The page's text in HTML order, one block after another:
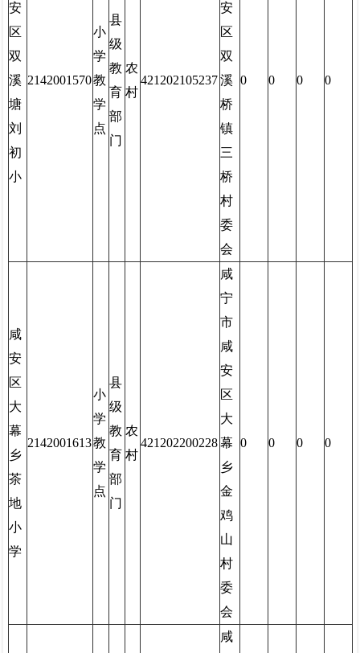
安
区
双
溪
塘
刘
初
小
2142001570
小
学
教
学
点
县
级
教
育
部
门
农
村
421202105237
安
区
双
溪
桥
镇
三
桥
村
委
会
0 0 0 0
咸
安
区
大
幕
乡
茶
地
小
学
2142001613
小
学
教
学
点
县
级
教
育
部
门
农
村
421202200228
咸
宁
市
咸
安
区
大
幕
乡
金
鸡
山
村
委
会
0 0 0 0
咸